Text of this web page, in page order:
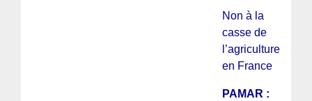
Non à la
casse de
l’agriculture
en France
PAMAR :